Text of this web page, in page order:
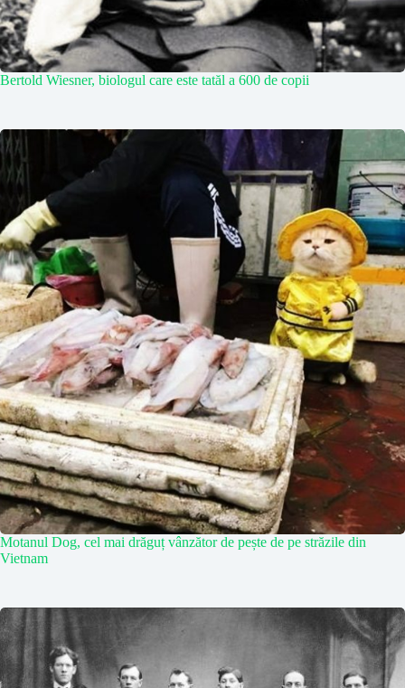
Bertold Wiesner, biologul care este tatăl a 600 de copii
Motanul Dog, cel mai drăguț vânzător de pește de pe străzile din
Vietnam